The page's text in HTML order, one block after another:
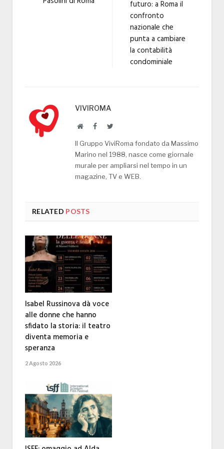
futuro: a Roma il
confronto
nazionale che
punta a cambiare
la contabilità
condominiale
VIVIROMA
WebsiteFacebookTwitter
Il Gruppo ViviRoma fondato da Massimo
Marino nel 1988, nasce come giornale
murale per ampliarsi nel tempo in un
magazine, TV e WEB.
RELATED POSTS
Isabel Russinova dà voce
alle donne che hanno
sfidato la storia: il teatro
diventa memoria e
speranza
2 Agosto 2026